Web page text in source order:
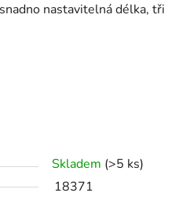
nastavitelná délka, tři
Skladem (>5 ks)
18371